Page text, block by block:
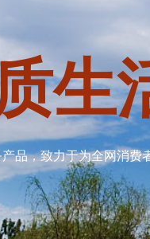
生
品，致力于为全网消费